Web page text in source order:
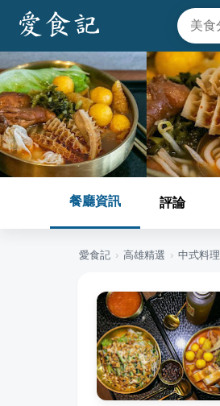
餐廳資訊 評論
愛食記 › 高雄精選 › 中式料理